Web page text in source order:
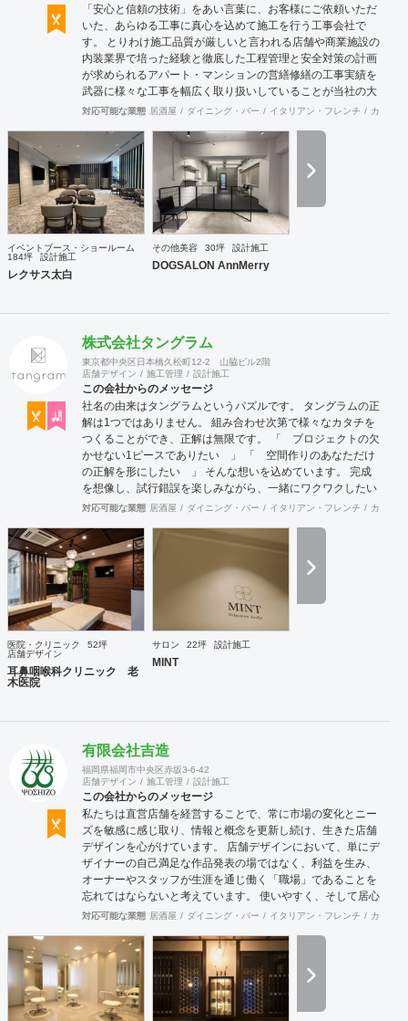
「安心と信頼の技術」をあい言葉に、お客様にご依頼いただ
いた、あらゆる工事に真心を込めて施工を行う工事会社で
す。 とりわけ施工品質が厳しいと言われる店舗や商業施設の
内装業界で培った経験と徹底した工程管理と安全対策の計画
が求められるアパート・マンションの営繕修繕の工事実績を
武器に様々な工事を幅広く取り扱いしていることが当社の大
きな特徴です。
対応可能な業態 居酒屋 ダイニング・バー イタリアン・フレンチ カフェ
イベントブース・ショールーム
184坪
設計施工
レクサス太白
その他美容 30坪 設計施工
DOGSALON AnnMerry
株式会社タングラム
東京都中央区日本橋久松町12-2 山脇ビル2階
店舗デザイン
施工管理 設計施工
この会社からのメッセージ
社名の由来はタングラムというパズルです。 タングラムの正
解は1つではありません。 組み合わせ次第で様々なカタチを
つくることができ、正解は無限です。 「 プロジェクトの欠
かせない1ピースでありたい 」 「 空間作りのあなただけ
の正解を形にしたい 」 そんな想いを込めています。 完成
を想像し、試行錯誤を楽しみながら、 ​一緒にワクワクしたい
と思っています。
対応可能な業態 居酒屋 ダイニング・バー イタリアン・フレンチ カフェ
医院・クリニック
52坪
店舗デザイン
耳鼻咽喉科クリニック 老
木医院
サロン 22坪 設計施工
MINT
有限会社吉造
福岡県福岡市中央区赤坂3-6-42
店舗デザイン
施工管理 設計施工
この会社からのメッセージ
私たちは直営店舗を経営することで、常に市場の変化とニー
ズを敏感に感じ取り、情報と概念を更新し続け、生きた店舗
デザインを心がけています。 店舗デザインにおいて、単にデ
ザイナーの自己満足な作品発表の場ではなく、利益を生み、
オーナーやスタッフが生涯を通じ働く「職場」であることを
忘れてはならないと考えています。 使いやすく、そして居心
地がよく、時代の流れに左右されない強さを持った店舗デザ
業と開業コンサルティング事業をそなえており、テナント・
出店地選びや資金調達から実践に基づいたサポートが可能で
す。 まずはお気軽に、ご相談ください。
対応可能な業態 居酒屋 ダイニング・バー イタリアン・フレンチ カフェ